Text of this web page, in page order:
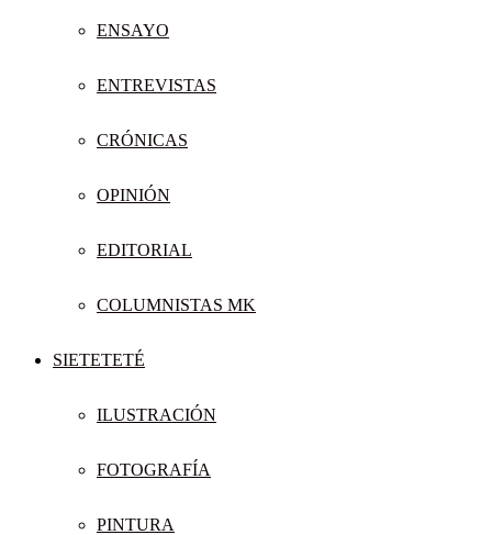
ENSAYO
ENTREVISTAS
CRÓNICAS
OPINIÓN
EDITORIAL
COLUMNISTAS MK
SIETETETÉ
ILUSTRACIÓN
FOTOGRAFÍA
PINTURA